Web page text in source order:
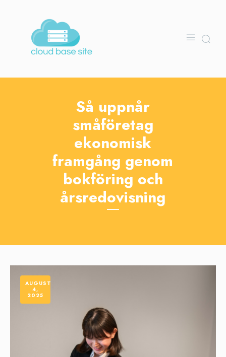
Så uppnår
småföretag
ekonomisk
framgång genom
bokföring och
årsredovisning
AUGUST
4,
2025